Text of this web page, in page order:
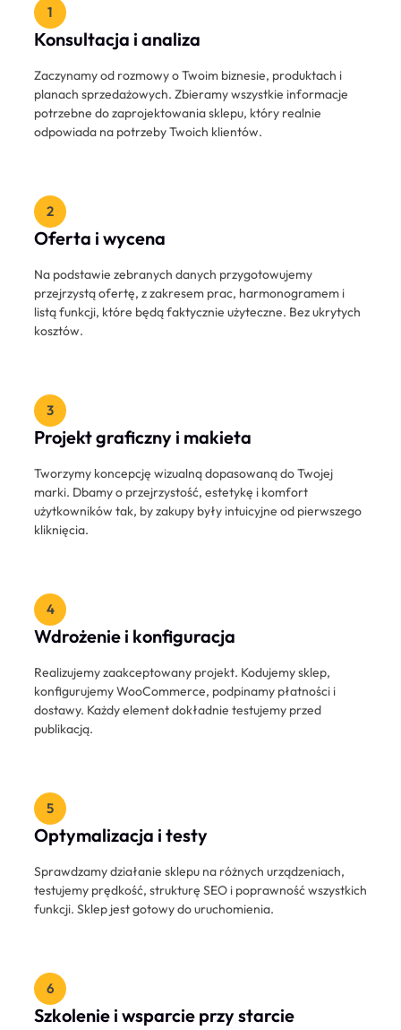
Konsultacja i analiza
Zaczynamy od rozmowy o Twoim biznesie, produktach i
planach sprzedażowych. Zbieramy wszystkie informacje
potrzebne do zaprojektowania sklepu, który realnie
odpowiada na potrzeby Twoich klientów.
Oferta i wycena
Na podstawie zebranych danych przygotowujemy
przejrzystą ofertę, z zakresem prac, harmonogramem i
listą funkcji, które będą faktycznie użyteczne. Bez ukrytych
kosztów.
Projekt graficzny i makieta
Tworzymy koncepcję wizualną dopasowaną do Twojej
marki. Dbamy o przejrzystość, estetykę i komfort
użytkowników tak, by zakupy były intuicyjne od pierwszego
kliknięcia.
Wdrożenie i konfiguracja
Realizujemy zaakceptowany projekt. Kodujemy sklep,
konfigurujemy WooCommerce, podpinamy płatności i
dostawy. Każdy element dokładnie testujemy przed
publikacją.
Optymalizacja i testy
Sprawdzamy działanie sklepu na różnych urządzeniach,
testujemy prędkość, strukturę SEO i poprawność wszystkich
funkcji. Sklep jest gotowy do uruchomienia.
Szkolenie i wsparcie przy starcie